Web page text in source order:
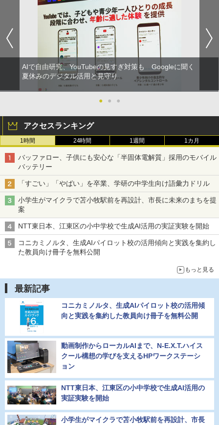
AIで自由研究、YouTubeの見すぎ対策も Googleに聞く
夏休みのデジタル活用と見守り
● ● ●
アクセスランキング
1時間 24時間 1週間 1カ月
バッファロー、子供にも安心な「半固体電解質」採用のモバイル
バッテリー
「すごい」「やばい」を卒業、学研の中学生向け語彙力ドリル
小学生がマイクラで苫小牧駅前を再設計、市長に未来のまちを提
案
NTT東日本、江東区の小中学校で生成AI活用の実証実験を開始
コニカミノルタ、生成AIパイロット校の活用傾向と実践を集約し
た教員向け冊子を無料公開
もっと見る
最新記事
コニカミノルタ、生成AIパイロット校の活用傾
向と実践を集約した教員向け冊子を無料公開
動画制作からローカルAIまで、N-E.X.T.ハイス
クール構想の学びを支えるHPワークステーシ
ョン
NTT東日本、江東区の小中学校で生成AI活用の
実証実験を開始
小学生がマイクラで苫小牧駅前を再設計、市長